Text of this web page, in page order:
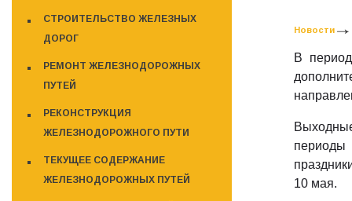
СТРОИТЕЛЬСТВО ЖЕЛЕЗНЫХ
ДОРОГ
РЕМОНТ ЖЕЛЕЗНОДОРОЖНЫХ
ПУТЕЙ
РЕКОНСТРУКЦИЯ
ЖЕЛЕЗНОДОРОЖНОГО ПУТИ
ТЕКУЩЕЕ СОДЕРЖАНИЕ
ЖЕЛЕЗНОДОРОЖНЫХ ПУТЕЙ
Новости
В
10 мая.